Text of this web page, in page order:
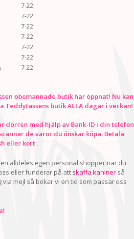
7-22
7-22
7-22
7-22
7-22
7-22
7-22
obemannade butik har öppnat! Nu kan
Teddytassens butik ALLA dagar i veckan!
dörren med hjälp av Bank-ID i din telefon
de varor du önskar köpa. Betala
eller kort.
alldeles egen personal shopper när du
eller funderar på att skaffa kaninerså
via mejl så bokar vi en tid som passar oss